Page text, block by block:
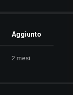
Aggiunto
2 mesi